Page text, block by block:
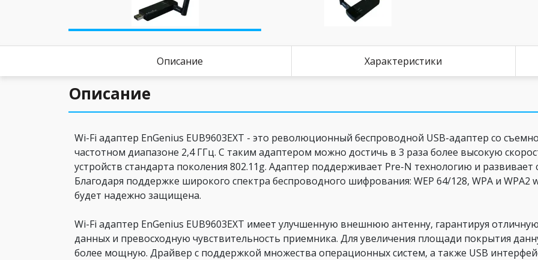
Описание Характеристики
Описание
Wi-Fi адаптер EnGenius EUB9603EXT - это революционный беспроводной USB-адаптер со
частотном диапазоне 2,4 ГГц. С таким адаптером можно достичь в 3 раза более высокую
устройств стандарта поколения 802.11g. Адаптер поддерживает Pre-N технологию и
Благодаря поддержке широкого спектра беспроводного шифрования: WEP 64/128, WPA и
будет надежно защищена.
Wi-Fi адаптер EnGenius EUB9603EXT имеет улучшенную внешнюю антенну, гарантируя
данных и превосходную чувствительность приемника. Для увеличения площади покрытия
более мощную. Драйвер с поддержкой множества операционных систем, а также USB